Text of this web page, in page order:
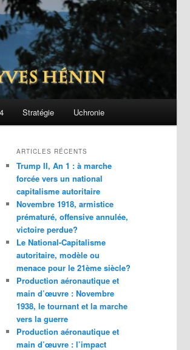
Stratégie Uchronie
ARTICLES RÉCENTS
Trump II, An 1 : à marche
forcée vers un national
capitalisme autoritaire
Novembre 1918, armistice
prématuré, offensive annulée,
victoire perdue?
Le National-Capitalisme
autoritaire, modèle ou
menace pour le 21ème siècle?
Production aéronautique et
main d’œuvre : Novembre
1938, le tournant et la marche
vers la guerre
Production aéronautique et
main d’œuvre : l’impact